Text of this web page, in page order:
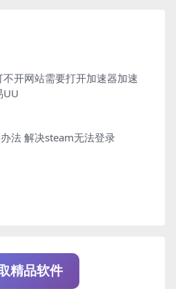
不开网站需要打开加速器加速
UU
法 解决steam无法登录
精品软件